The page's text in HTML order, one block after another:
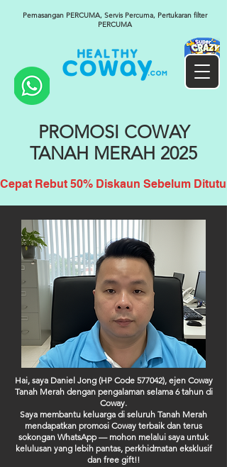
Pemasangan PERCUMA, Servis Percuma, Pertukaran filter
PERCUMA
PROMOSI COWAY
TANAH MERAH 2025
Cepat Rebut 50% Diskaun Sebelum
Hai, saya Daniel Jong (HP Code 577042), ejen Coway
Tanah Merah dengan pengalaman selama 6 tahun di
Coway.
Saya membantu keluarga di seluruh Tanah Merah
mendapatkan promosi Coway terbaik dan terus
sokongan WhatsApp — mohon melalui saya untuk
kelulusan yang lebih pantas, perkhidmatan eksklusif
dan free gift!!